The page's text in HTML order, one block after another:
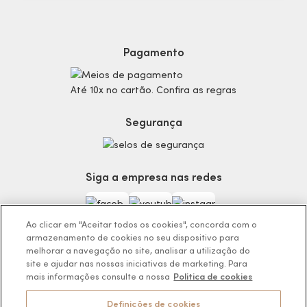
Preferências de Cookies
Consumidor.gov.br
Código de defesa do consumidor
Trocas e Devoluções
Produtos Masculinos
Teste do Tom de Base
Teste da Fragrância Perfeita
Encontre o Presente Ideal!
Beauty Week
Guia da Beleza Eudora
Pagamento
Até 10x no cartão. Confira as regras
Segurança
Siga a empresa nas redes
Os preços da loja online podem variar em relação as lojas físicas e
venda direta.
Ao clicar em "Aceitar todos os cookies", concorda com o
armazenamento de cookies no seu dispositivo para
melhorar a navegação no site, analisar a utilização do
site e ajudar nas nossas iniciativas de marketing. Para
mais informações consulte a nossa Politica de cookies
Definições de cookies